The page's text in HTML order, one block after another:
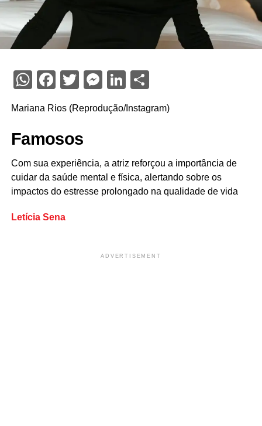
WhatsApp
Facebook
TwitterMessenger
LinkedIn
Mariana Rios (Reprodução/Instagram)
Famosos
Com sua experiência, a atriz reforçou a importância de
cuidar da saúde mental e física, alertando sobre os
impactos do estresse prolongado na qualidade de vida
Letícia Sena
ADVERTISEMENT